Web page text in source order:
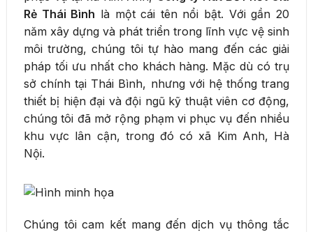
Rẻ Thái Bình là một cái tên nổi bật. Với gần 20
năm xây dựng và phát triển trong lĩnh vực vệ sinh
môi trường, chúng tôi tự hào mang đến các giải
pháp tối ưu nhất cho khách hàng. Mặc dù có trụ
sở chính tại Thái Bình, nhưng với hệ thống trang
thiết bị hiện đại và đội ngũ kỹ thuật viên cơ động,
chúng tôi đã mở rộng phạm vi phục vụ đến nhiều
khu vực lân cận, trong đó có xã Kim Anh, Hà
Nội.
Chúng tôi cam kết mang đến dịch vụ thông tắc